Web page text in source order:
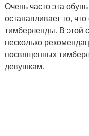
Очень часто эта
останавливает то,
тимберленды. В этой
несколько
посвященных
девушкам.